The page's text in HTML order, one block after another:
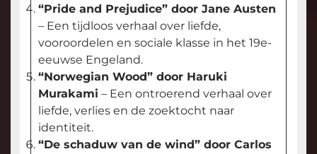
“Pride and Prejudice” door Jane Austen
– Een tijdloos verhaal over liefde,
vooroordelen en sociale klasse in het 19e-
eeuwse Engeland.
“Norwegian Wood” door Haruki
Murakami – Een ontroerend verhaal over
liefde, verlies en de zoektocht naar
identiteit.
“De schaduw van de wind” door Carlos